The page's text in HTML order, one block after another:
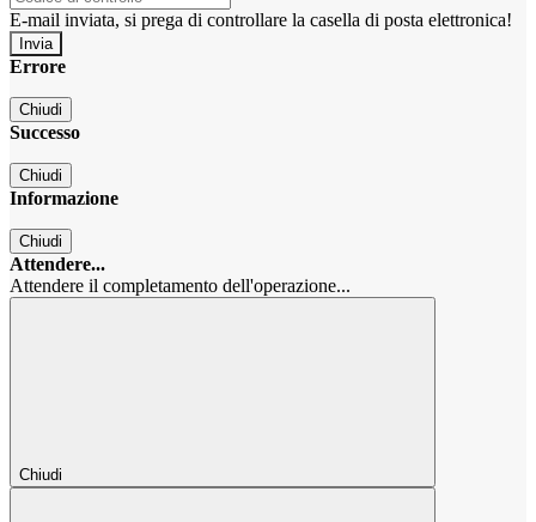
E-mail inviata, si prega di controllare la casella di posta elettronica!
Errore
Chiudi
Successo
Chiudi
Informazione
Chiudi
Attendere...
Attendere il completamento dell'operazione...
Chiudi